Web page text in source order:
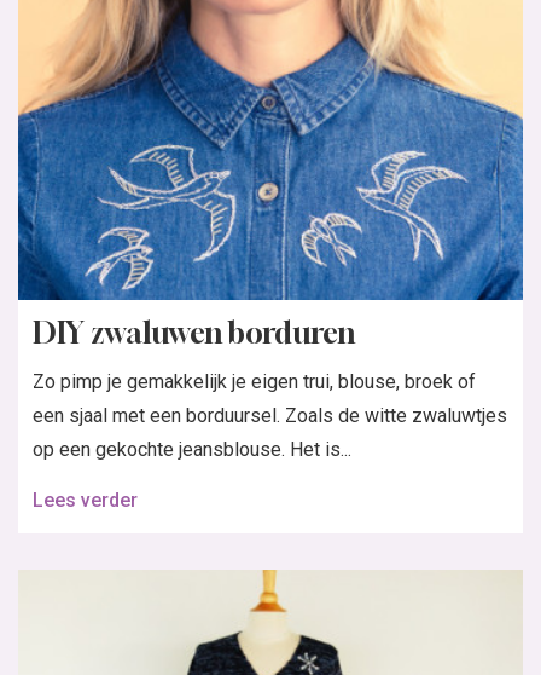
DIY zwaluwen borduren
Zo pimp je gemakkelijk je eigen trui, blouse, broek of
een sjaal met een borduursel. Zoals de witte zwaluwtjes
op een gekochte jeansblouse. Het is...
Lees verder